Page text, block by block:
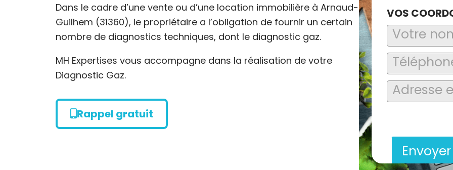
Dans le cadre d’une vente ou d’une location immobilière à Arnaud-
Guilhem (31360), le propriétaire a l’obligation de fournir un certain
nombre de diagnostics techniques, dont le diagnostic gaz.
MH Expertises vous accompagne dans la réalisation de votre
Diagnostic Gaz.
Rappel gratuit
VOS